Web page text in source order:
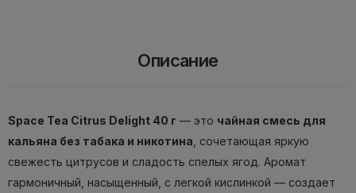
Описание
Space Tea Citrus Delight 40 г — это чайная смесь для
кальяна без табака и никотина , сочетающая яркую
свежесть цитрусов и сладость спелых ягод. Аромат
гармоничный, насыщенный, с легкой кислинкой — создает